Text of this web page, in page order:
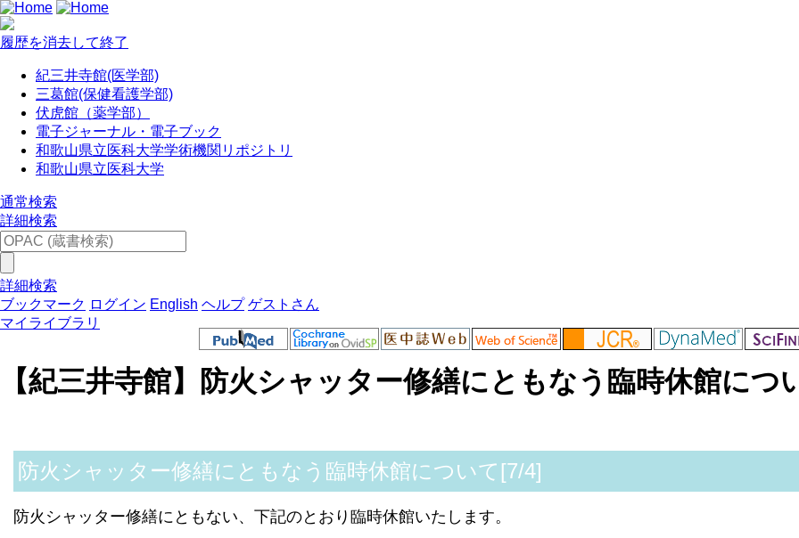
履歴を消去して終了
紀三井寺館(医学部)
三葛館(保健看護学部)
伏虎館（薬学部）
電子ジャーナル・電子ブック
和歌山県立医科大学学術機関リポジトリ
和歌山県立医科大学
通常検索
詳細検索
詳細検索
ブックマーク ログイン English ヘルプ ゲストさん
マイライブラリ
【紀三井寺館】防火シャッター修繕にともなう臨時休館につ
防火シャッター修繕にともなう臨時休館について[7/4]
防火シャッター修繕にともない、下記のとおり臨時休館いたします。